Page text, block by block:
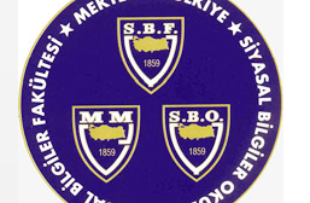
77-73 Yenildi